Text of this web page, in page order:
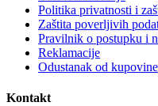
Politika privatnosti i
Zaštita poverljivih
Pravilnik o postupku i
Reklamacije
Odustanak od kupovine
Kontakt